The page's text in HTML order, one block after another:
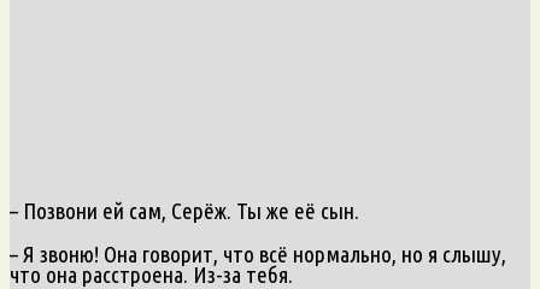
– Позвони ей сам, Серёж. Ты же её сын.
– Я звоню! Она говорит, что всё нормально, но я слышу,
что она расстроена. Из-за тебя.